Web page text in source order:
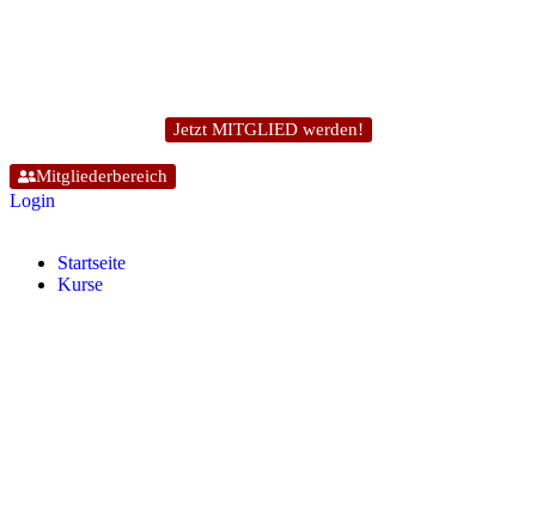
Jetzt MITGLIED werden!
Mitgliederbereich
Login
Start­sei­te
Kur­se